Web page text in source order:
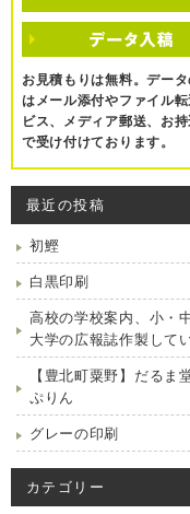
お見積もりは無料。デー
はメール添付やファイル
ビス、メディア郵送、お
で受け付けております。
最近の投稿
初鰹
白黒印刷
高校の学校案内、小・
大学の広報誌作製して
【豊北町粟野】だるま
ぷりん
グレーの印刷
カテゴリー